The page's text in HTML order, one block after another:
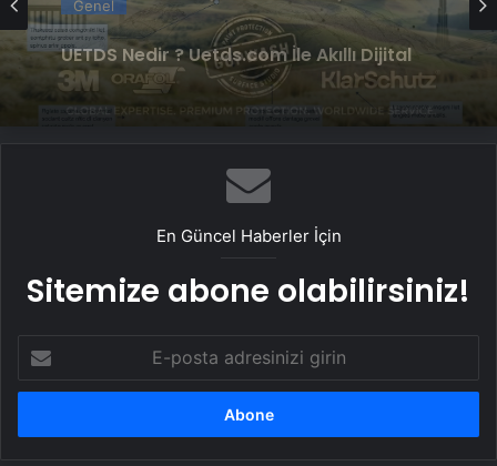
Genel
UETDS Nedir ? Uetds.com İle Akıllı Dijital
Genel
4 Omuz Çatı Modelleri ve Nasıl Yapılır
En Güncel Haberler İçin
Sitemize abone olabilirsiniz!
posta
adresinizi